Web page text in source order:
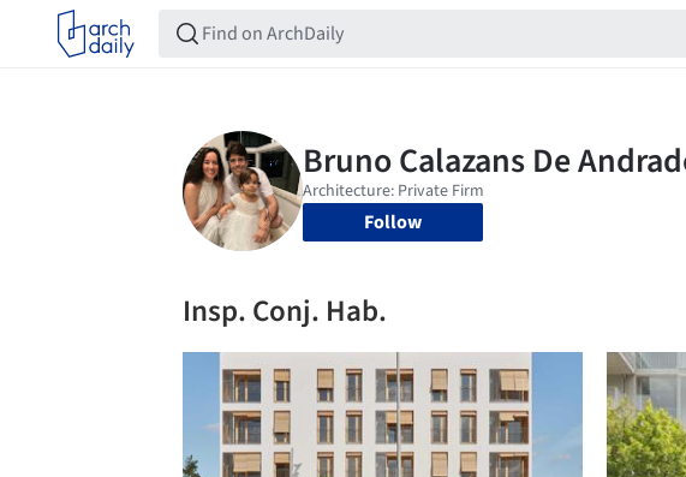
Follow
Insp. Conj. Hab.